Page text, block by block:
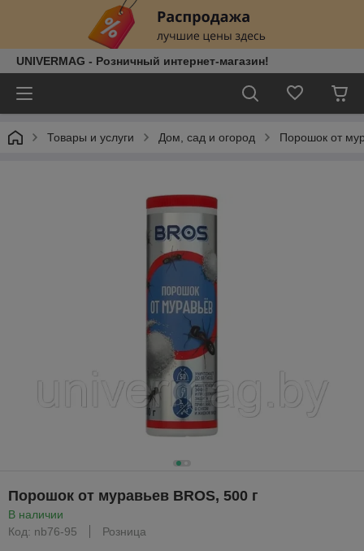
UNIVERMAG - Розничный интернет-магазин!
Товары и услуги Дом, сад и огород Порошок от
Порошок от муравьев BROS, 500 г
В наличии
Код: nb76-95
Розница